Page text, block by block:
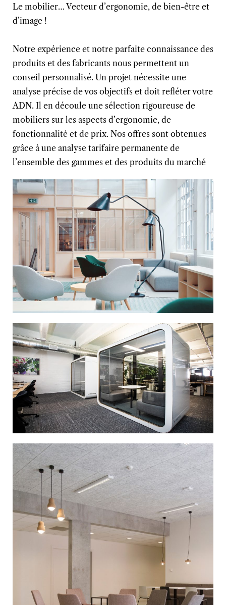
Le mobilier… Vecteur d’ergonomie, de bien-être et
d’image !
Notre expérience et notre parfaite connaissance des
produits et des fabricants nous permettent un
conseil personnalisé. Un projet nécessite une
analyse précise de vos objectifs et doit refléter votre
ADN. Il en découle une sélection rigoureuse de
mobiliers sur les aspects d’ergonomie, de
fonctionnalité et de prix. Nos offres sont obtenues
grâce à une analyse tarifaire permanente de
l’ensemble des gammes et des produits du marché